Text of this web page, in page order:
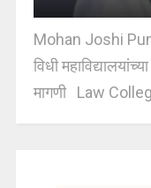
Mohan Joshi
विधी
मागणी Law